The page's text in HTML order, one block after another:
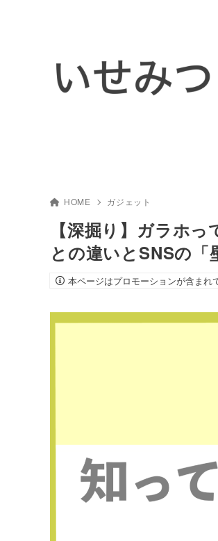
HOME ガジェット
【深掘り】ガラホ
との違いとSNSの「
本ページはプロモーションが含まれ